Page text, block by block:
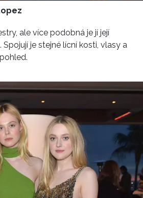
ale více podobná je jí její
je stejné lícní kosti, vlasy a